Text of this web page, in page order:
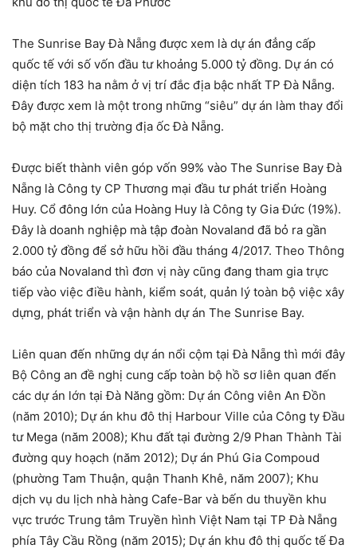
The Sunrise Bay Đà Nẵng được xem là dự án đẳng cấp
quốc tế với số vốn đầu tư khoảng 5.000 tỷ đồng. Dự án có
diện tích 183 ha nằm ở vị trí đắc địa bậc nhất TP Đà Nẵng.
Đây được xem là một trong những “siêu” dự án làm thay đổi
bộ mặt cho thị trường địa ốc Đà Nẵng.
Được biết thành viên góp vốn 99% vào The Sunrise Bay Đà
Nẵng là Công ty CP Thương mại đầu tư phát triển Hoàng
Huy. Cổ đông lớn của Hoàng Huy là Công ty Gia Đức (19%).
Đây là doanh nghiệp mà tập đoàn Novaland đã bỏ ra gần
2.000 tỷ đồng để sở hữu hồi đầu tháng 4/2017. Theo Thông
báo của Novaland thì đơn vị này cũng đang tham gia trực
tiếp vào việc điều hành, kiểm soát, quản lý toàn bộ việc xây
dựng, phát triển và vận hành dự án The Sunrise Bay.
Liên quan đến những dự án nổi cộm tại Đà Nẵng thì mới đây
Bộ Công an đề nghị cung cấp toàn bộ hồ sơ liên quan đến
các dự án lớn tại Đà Năng gồm: Dự án Công viên An Đồn
(năm 2010); Dự án khu đô thị Harbour Ville của Công ty Đầu
tư Mega (năm 2008); Khu đất tại đường 2/9 Phan Thành Tài
đường quy hoạch (năm 2012); Dự án Phú Gia Compoud
(phường Tam Thuận, quận Thanh Khê, năm 2007); Khu
dịch vụ du lịch nhà hàng Cafe-Bar và bến du thuyền khu
vực trước Trung tâm Truyền hình Việt Nam tại TP Đà Nẵng
phía Tây Cầu Rồng (năm 2015); Dự án khu đô thị quốc tế Đa